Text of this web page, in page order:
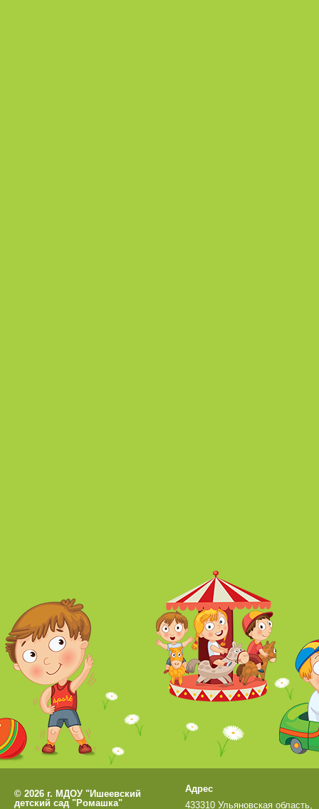
© 2026 г. МДОУ "Ишеевский
детский сад "Ромашка"
Адрес
433310 Ульяновская область,